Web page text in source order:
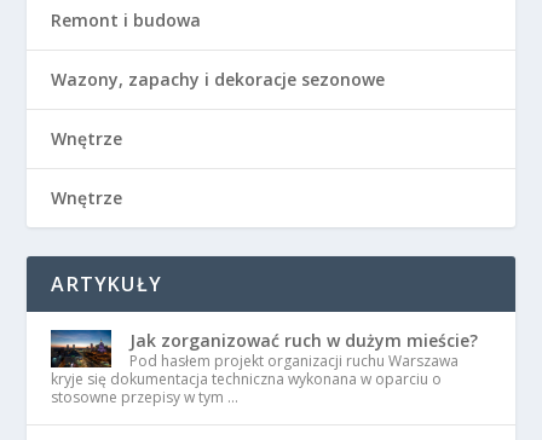
Remont i budowa
Wazony, zapachy i dekoracje sezonowe
Wnętrze
Wnętrze
ARTYKUŁY
Jak zorganizować ruch w dużym mieście?
Pod hasłem projekt organizacji ruchu Warszawa
kryje się dokumentacja techniczna wykonana w oparciu o
stosowne przepisy w tym …